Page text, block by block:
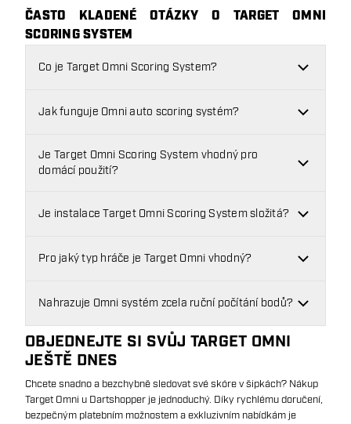
ČASTO KLADENÉ OTÁZKY O TARGET OMNI
SCORING SYSTEM
Co je Target Omni Scoring System?
Jak funguje Omni auto scoring systém?
Je Target Omni Scoring System vhodný pro
domácí použití?
Je instalace Target Omni Scoring System složitá?
Pro jaký typ hráče je Target Omni vhodný?
Nahrazuje Omni systém zcela ruční počítání bodů?
OBJEDNEJTE SI SVŮJ TARGET OMNI
JEŠTĚ DNES
Chcete snadno a bezchybně sledovat své skóre v šipkách? Nákup
Target Omni u Dartshopper je jednoduchý. Díky rychlému doručení,
bezpečným platebním možnostem a exkluzivním nabídkám je